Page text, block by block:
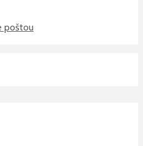
poštou